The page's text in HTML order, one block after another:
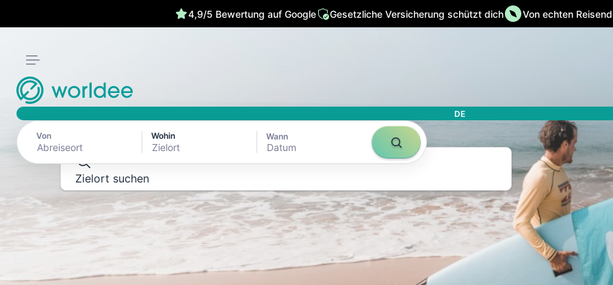
4,9/5 Bewertung auf Google Gesetzliche Versicherung schützt dich Von echten
DE
Von Wohin Wann
Datum
Erkunde die Welt in ihrer
ganzen Schönheit
Zielort suchen